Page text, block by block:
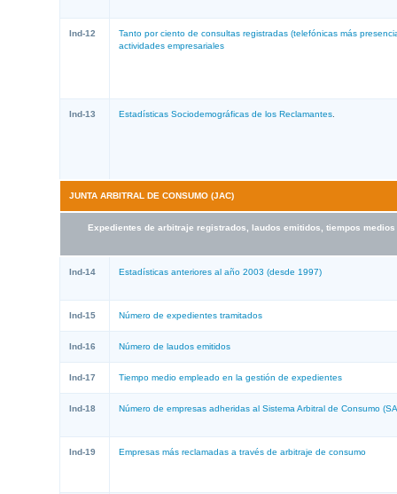
Ind-12
Tanto por ciento de consultas registradas (telefónicas más
actividades empresariales
Ind-13 Estadísticas Sociodemográficas de los Reclamantes
JUNTA ARBITRAL DE CONSUMO (JAC)
Expedientes de arbitraje registrados, laudos emitidos, tiempos
Ind-14 Estadísticas anteriores al año 2003 (desde 1997)
Ind-15 Número de expedientes tramitados
Ind-16 Número de laudos emitidos
Ind-17 Tiempo medio empleado en la gestión de expedientes
Ind-18 Número de empresas adheridas al Sistema Arbitral de Consumo
Ind-19 Empresas más reclamadas a través de arbitraje de consumo